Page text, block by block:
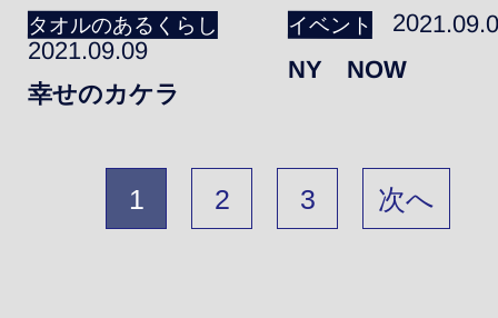
タオルのあるくらし
2021.09.09
幸せのカケラ
イベント
NY NOW
1 2 3 次へ